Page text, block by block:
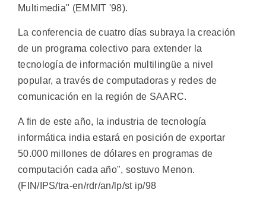
Multimedia" (EMMIT '98).
La conferencia de cuatro días subraya la creación
de un programa colectivo para extender la
tecnología de información multilingüe a nivel
popular, a través de computadoras y redes de
comunicación en la región de SAARC.
A fin de este año, la industria de tecnología
informática india estará en posición de exportar
50.000 millones de dólares en programas de
computación cada año", sostuvo Menon.
(FIN/IPS/tra-en/rdr/an/lp/st ip/98